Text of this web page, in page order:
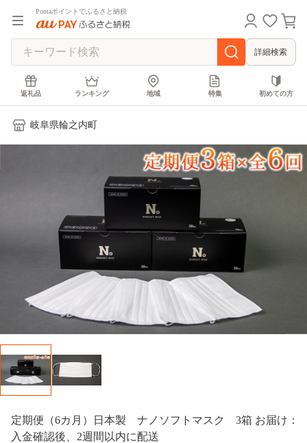
Pontaポイントでふるさと納税
詳細検索
返礼品 ランキング 地域 特集 初めての方
岐阜県輪之内町
定期便（6カ月）日本製 ナノソフトマスク 3箱 お届け：
入金確認後、2週間以内に配送